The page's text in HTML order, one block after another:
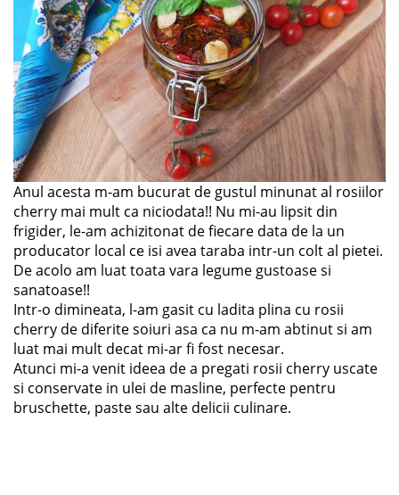
Anul acesta m-am bucurat de gustul minunat al rosiilor
cherry mai mult ca niciodata!! Nu mi-au lipsit din
frigider, le-am achizitonat de fiecare data de la un
producator local ce isi avea taraba intr-un colt al pietei.
De acolo am luat toata vara legume gustoase si
sanatoase!!
Intr-o dimineata, l-am gasit cu ladita plina cu rosii
cherry de diferite soiuri asa ca nu m-am abtinut si am
luat mai mult decat mi-ar fi fost necesar.
Atunci mi-a venit ideea de a pregati rosii cherry uscate
si conservate in ulei de masline, perfecte pentru
bruschette, paste sau alte delicii culinare.